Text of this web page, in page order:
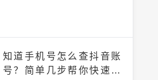
知道手机号怎么查抖音账
号？简单几步帮你快速找